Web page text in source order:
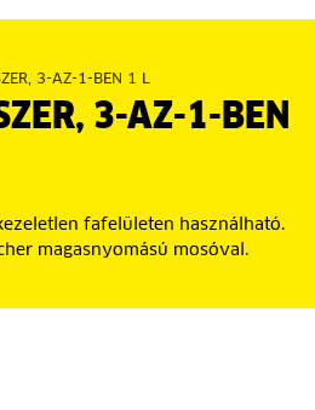
3-AZ-1-BEN 1 L
3-AZ-1-BEN
fafelületen használható.
magasnyomású mosóval.